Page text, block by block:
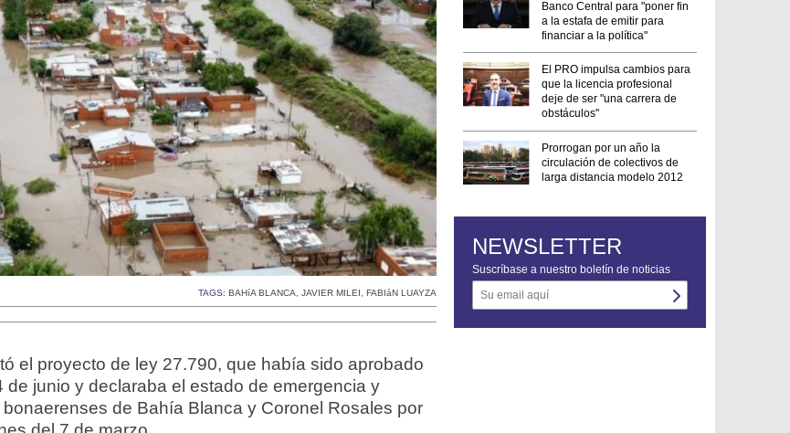
TAGS:BAHíA BLANCA ,JAVIER MILEI ,FABIáN LUAYZA
el proyecto de ley 27.790, que había sido aprobado
de junio y declaraba el estado de emergencia y
de Bahía Blanca y Coronel Rosales por
Banco Central para "poner fin
a la estafa de emitir para
financiar a la política"
El PRO impulsa cambios para
que la licencia profesional
deje de ser "una carrera de
obstáculos"
Prorrogan por un año la
circulación de colectivos de
larga distancia modelo 2012
NEWSLETTER
Suscríbase a nuestro boletín de noticias